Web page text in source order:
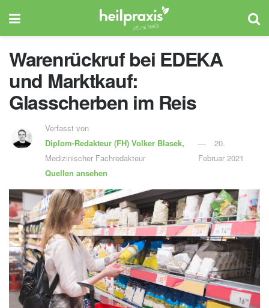
Warenrückruf bei EDEKA
und Marktkauf:
Glasscherben im Reis
Verfasst von
Diplom-Redakteur (FH) Volker Blasek,
Medizinischer Fachredakteur
Quellen ansehen
20.
Februar 2021